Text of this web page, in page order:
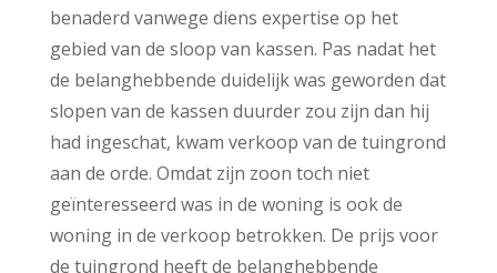
benaderd vanwege diens expertise op het
gebied van de sloop van kassen. Pas nadat het
de belanghebbende duidelijk was geworden dat
slopen van de kassen duurder zou zijn dan hij
had ingeschat, kwam verkoop van de tuingrond
aan de orde. Omdat zijn zoon toch niet
geïnteresseerd was in de woning is ook de
woning in de verkoop betrokken. De prijs voor
de tuingrond heeft de belanghebbende